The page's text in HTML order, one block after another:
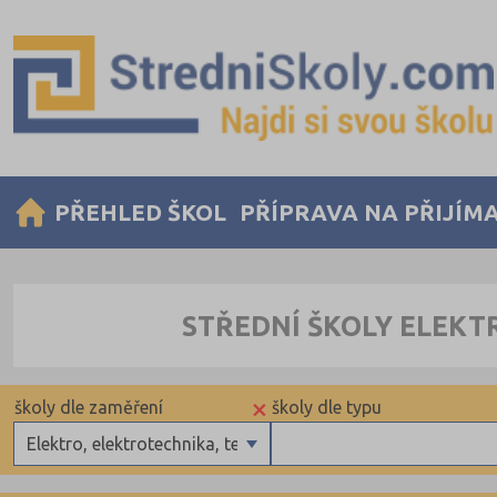
PŘEHLED ŠKOL PŘÍPRAVA NA
STŘEDNÍ ŠKOLY
školy dle typu
×
Elektro, elektrotechnika, telekomunikace
školy dle zaměření